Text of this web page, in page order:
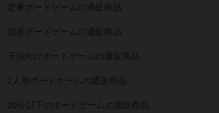
定番ボードゲームの通販商品
国産ボードゲームの通販商品
子供向けボードゲームの通販商品
2人用ボードゲームの通販商品
20分以下のボードゲームの通販商品